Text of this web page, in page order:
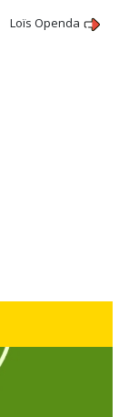
Loïs Openda